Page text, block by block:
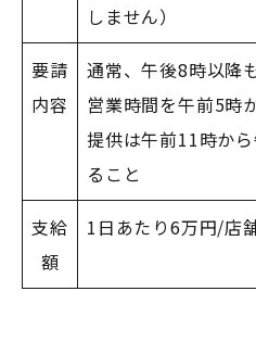
しません）
要請
内容
通常、午後8時以降
営業時間を午前5時
提供は午前11時か
ること
支給
額
1日あたり6万円/店